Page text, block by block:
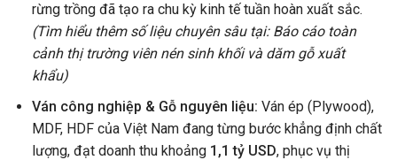
rừng trồng đã tạo ra chu kỳ kinh tế tuần hoàn xuất sắc.
(Tìm hiểu thêm số liệu chuyên sâu tại: Báo cáo toàn
cảnh thị trường viên nén sinh khối và dăm gỗ xuất
khẩu)
Ván công nghiệp & Gỗ nguyên liệu: Ván ép (Plywood),
MDF, HDF của Việt Nam đang từng bước khẳng định chất
lượng, đạt doanh thu khoảng 1,1 tỷ USD, phục vụ thị